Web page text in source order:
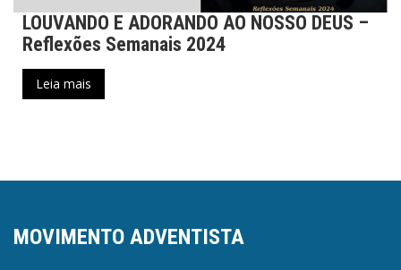
LOUVANDO E ADORANDO AO NOSSO DEUS –
Reflexões Semanais 2024
Leia mais
MOVIMENTO ADVENTISTA